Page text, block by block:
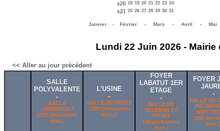
s20 18 19 20 21 22 23 24
s21 25 26 27 28 29 30 31
Janvier- Février- Mars - Avril - Mai
Lundi 22 Juin 2026 -
<< Aller au jour précédent
SALLE
POLYVALENTE
-
SALLE
OMNISPORT
(350 personnes
max.)
L'USINE
-
SALLE DE FETES
(150 personnes
max.)
FOYER
LABATUT 1ER
ETAGE
-
SALLE DE
REUNION ET
SPORT
(20 personnes
max.)
FOYER
-
SALLE DE
(150
max.)